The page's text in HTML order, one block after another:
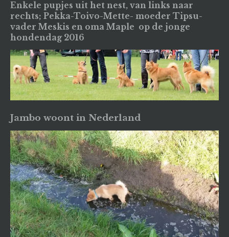
Enkele pupjes uit het nest, van links naar
rechts; Pekka-Toivo-Mette- moeder Tipsu-
vader Meskis en oma Maple op de jonge
hondendag 2016
Jambo woont in Nederland